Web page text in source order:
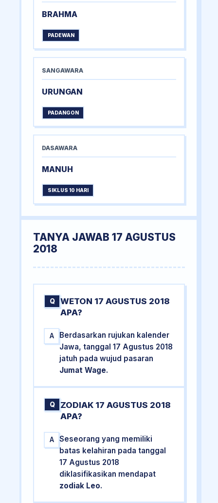
BRAHMA
PADEWAN
SANGAWARA
URUNGAN
PADANGON
DASAWARA
MANUH
SIKLUS 10 HARI
TANYA JAWAB 17 AGUSTUS
2018
Q
WETON 17 AGUSTUS 2018
APA?
A
Berdasarkan rujukan kalender
Jawa, tanggal 17 Agustus 2018
jatuh pada wujud pasaran
Jumat Wage.
Q
ZODIAK 17 AGUSTUS 2018
APA?
A
Seseorang yang memiliki
batas kelahiran pada tanggal
17 Agustus 2018
diklasifikasikan mendapat
zodiak Leo.